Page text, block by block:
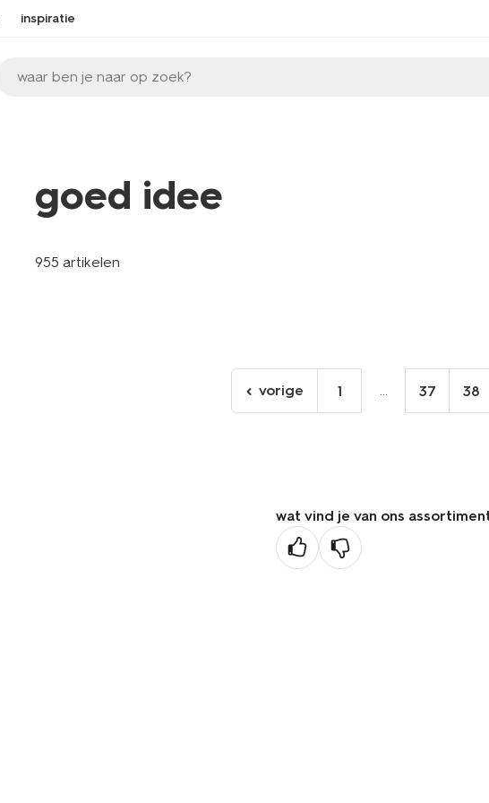
inspiratie
waar ben je naar op zoek?
goed idee
955 artikelen
ga
naar
vorige 1 ... 37 38
wat vind je van ons